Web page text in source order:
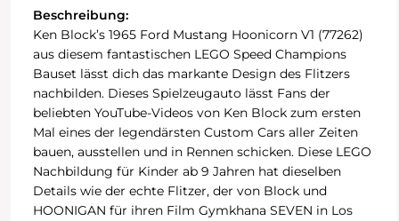
Beschreibung:
Ken Block’s 1965 Ford Mustang Hoonicorn V1 (77262)
aus diesem fantastischen LEGO Speed Champions
Bauset lässt dich das markante Design des Flitzers
nachbilden. Dieses Spielzeugauto lässt Fans der
beliebten YouTube-Videos von Ken Block zum ersten
Mal eines der legendärsten Custom Cars aller Zeiten
bauen, ausstellen und in Rennen schicken. Diese LEGO
Nachbildung für Kinder ab 9 Jahren hat dieselben
Details wie der echte Flitzer, der von Block und
HOONIGAN für ihren Film Gymkhana SEVEN in Los